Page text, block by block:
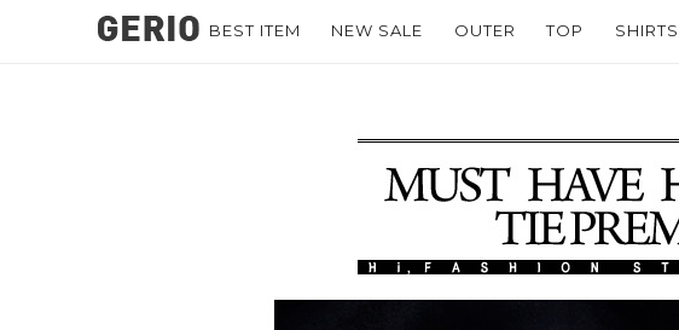
BEST ITEM NEW SALE OUTER TOP SHIRTS